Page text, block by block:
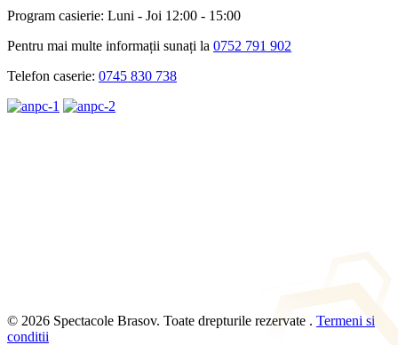
Program casierie: Luni - Joi 12:00 - 15:00
Pentru mai multe informații sunați la 0752 791 902
Telefon caserie: 0745 830 738
© 2026 Spectacole Brasov. Toate drepturile rezervate . Termeni si
conditii